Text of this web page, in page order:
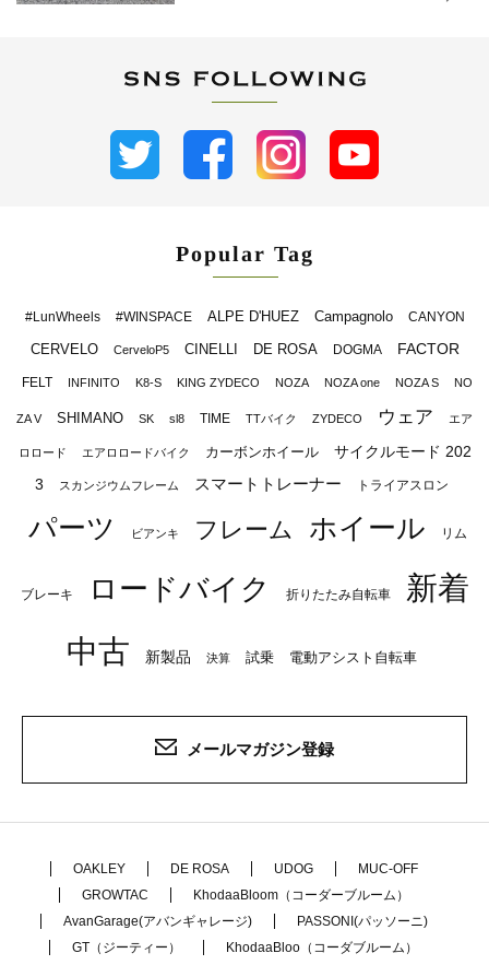
Popular Tag
#LunWheels #WINSPACE ALPE D'HUEZ Campagnolo CANYON
CERVELO CerveloP5 CINELLI DE ROSA DOGMA FACTOR
FELT INFINITO K8-S KING ZYDECO NOZA NOZA one NOZA S NO
ZA V SHIMANO SK sl8 TIME TTバイク ZYDECO ウェア エア
ロロード エアロロードバイク カーボンホイール
サイクルモード 202
3
スカンジウムフレーム スマートトレーナー トライアスロン
パーツ ビアンキ フレーム ホイール リム
ブレーキ ロードバイク 折りたたみ自転車
新着
中古
新製品 決算 試乗 電動アシスト自転車
メールマガジン登録
OAKLEY DE ROSA UDOG
MUC-OFF
GROWTAC
KhodaaBloom（コーダーブルーム）
AvanGarage(アバンギャレージ)
PASSONI(パッソーニ)
GT（ジーティー）
KhodaaBloo（コーダブルーム）